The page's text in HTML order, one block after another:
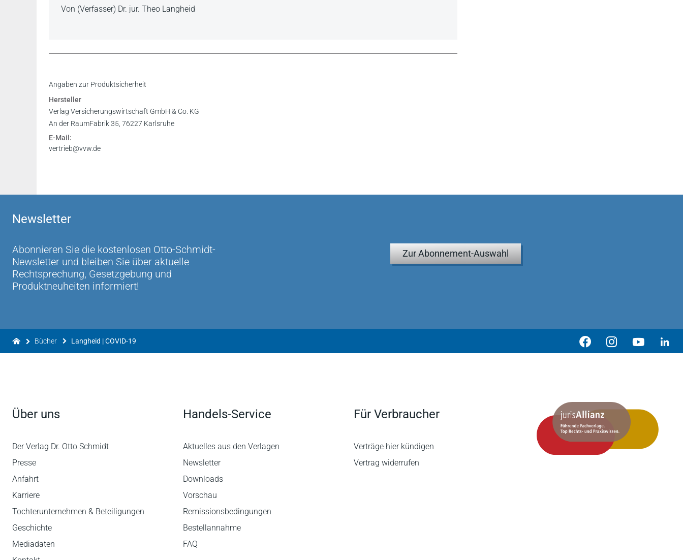
Von (Verfasser) Dr. jur. Theo Langheid
Angaben zur Produktsicherheit
Hersteller
Verlag Versicherungswirtschaft GmbH & Co. KG
An der RaumFabrik 35, 76227 Karlsruhe
E-Mail:
vertrieb@vvw.de
Newsletter
Abonnieren Sie die kostenlosen Otto-Schmidt-
Newsletter und bleiben Sie über aktuelle
Rechtsprechung, Gesetzgebung und
Produktneuheiten informiert!
Zur Abonnement-Auswahl
Bücher Langheid | COVID-19
Über uns
Der Verlag Dr. Otto Schmidt
Presse
Anfahrt
Karriere
Tochterunternehmen & Beteiligungen
Geschichte
Mediadaten
Handels-Service
Aktuelles aus den Verlagen
Newsletter
Downloads
Vorschau
Remissionsbedingungen
Bestellannahme
FAQ
Für Verbraucher
Verträge hier kündigen
Vertrag widerrufen